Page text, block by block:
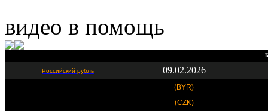
видео в помощь
Российский рубль 09.02.2026
(BYR)
(CZK)